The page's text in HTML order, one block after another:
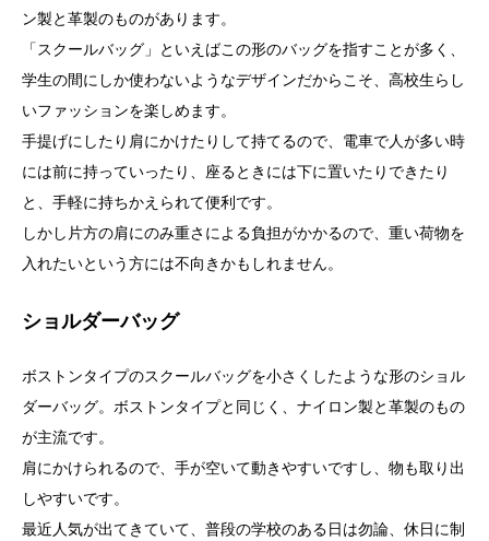
ン製と革製のものがあります。
「スクールバッグ」といえばこの形のバッグを指すことが多く、
学生の間にしか使わないようなデザインだからこそ、高校生らし
いファッションを楽しめます。
手提げにしたり肩にかけたりして持てるので、電車で人が多い時
には前に持っていったり、座るときには下に置いたりできたり
と、手軽に持ちかえられて便利です。
しかし片方の肩にのみ重さによる負担がかかるので、重い荷物を
入れたいという方には不向きかもしれません。
ショルダーバッグ
ボストンタイプのスクールバッグを小さくしたような形のショル
ダーバッグ。ボストンタイプと同じく、ナイロン製と革製のもの
が主流です。
肩にかけられるので、手が空いて動きやすいですし、物も取り出
しやすいです。
最近人気が出てきていて、普段の学校のある日は勿論、休日に制